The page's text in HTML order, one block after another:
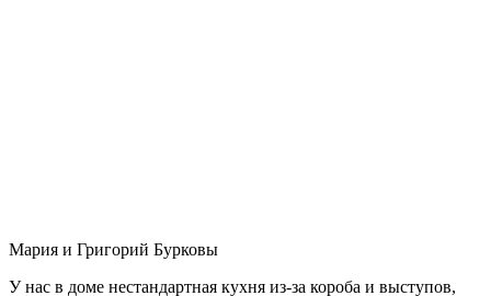
Мария и Григорий Бурковы
У нас в доме нестандартная кухня из-за короба и выступов,